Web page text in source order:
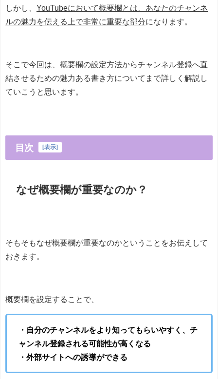
しかし、 YouTubeにおいて概要欄とは、あなたのチャンネ
ルの魅力を伝える上で非常に重要な部分になります。
そこで今回は、概要欄の設定方法からチャンネル登録へ直
結させるための魅力ある書き方についてまで詳しく解説し
ていこうと思います。
目次 [表示]
なぜ概要欄が重要なのか？
そもそもなぜ概要欄が重要なのかということをお伝えして
おきます。
概要欄を設定することで、
・自分のチャンネルをより知ってもらいやすく、チ
ャンネル登録される可能性が高くなる
・外部サイトへの誘導ができる